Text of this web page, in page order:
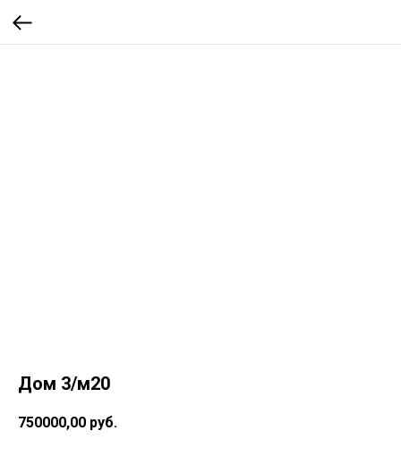
Дом 3/м20
750000,00 руб.